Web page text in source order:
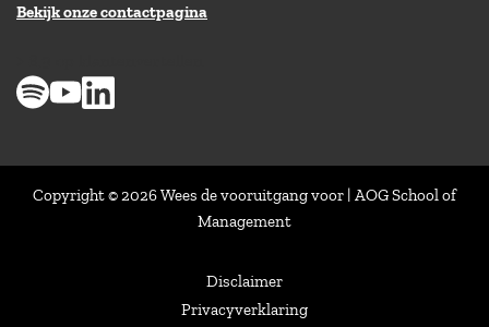
Bekijk onze contactpagina
Copyright © 2026 Wees de vooruitgang voor | AOG School of
Management
Disclaimer
Privacyverklaring